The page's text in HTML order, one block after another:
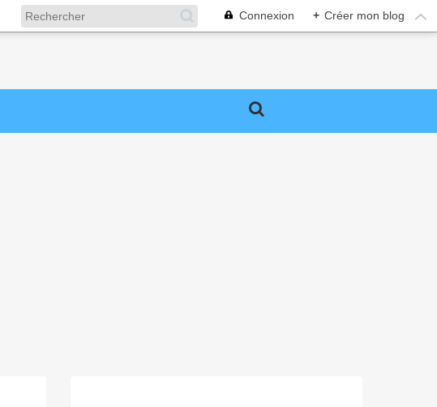
Connexion + Créer mon blog